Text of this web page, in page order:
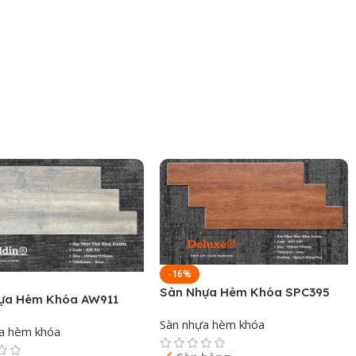
hạng mục công trình:
Hèm Khóa AW911
hèm khóa
-16%
Sàn Nhựa Hèm Khóa SPC395
Sàn nhựa hèm khóa